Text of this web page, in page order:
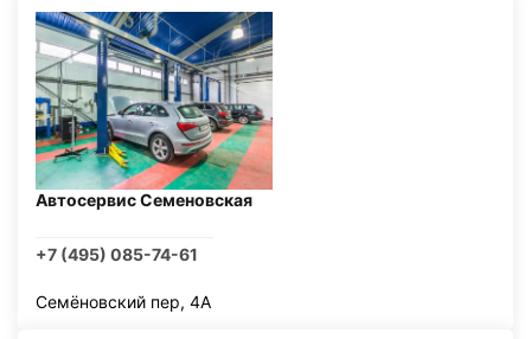
Автосервис Семеновская
+7 (495) 085-74-61
Семёновский пер, 4А